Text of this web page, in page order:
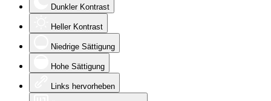
Dunkler Kontrast
Heller Kontrast
Niedrige Sättigung
Hohe Sättigung
Links hervorheben